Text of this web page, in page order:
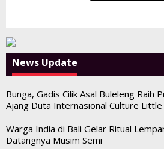
News Update
Bunga, Gadis Cilik Asal Buleleng Raih
Ajang Duta Internasional Culture
Warga India di Bali Gelar Ritual
Datangnya Musim Semi